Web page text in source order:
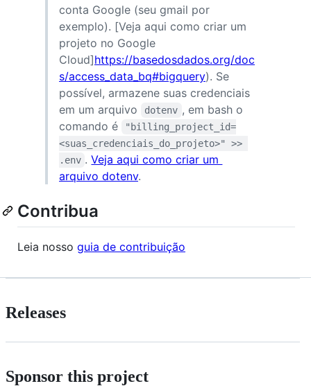
conta Google (seu gmail por
exemplo). [Veja aqui como criar um
projeto no Google
Cloud]https://basedosdados.org/doc
s/access_data_bq#bigquery). Se
possível, armazene suas credenciais
em um arquivo
dotenv , em bash o
comando é
"billing_project_id=
<suas_credenciais_do_projeto>" >>
.env .Veja aqui como criar um
arquivo dotenv.
Contribua
Leia nosso guia de contribuição
Releases
Sponsor this project